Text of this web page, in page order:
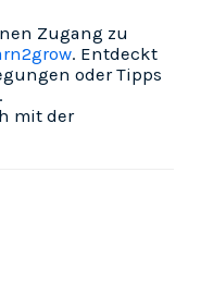
Zugang zu
. Entdeckt
oder Tipps
mit der